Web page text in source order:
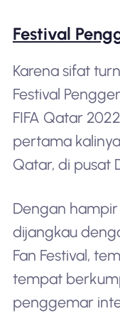
Festival
Karena sifat
Festival
FIFA Qatar
pertama
Qatar, di pusat
Dengan
dijangkau
Fan Festival,
tempat
penggemar